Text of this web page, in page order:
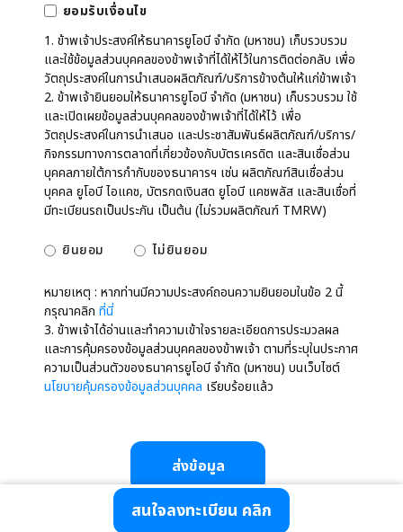
สนใจลงทะเบียน คลิก
ยอมรับเงื่อนไข
1. ข้าพเจ้าประสงค์ให้ธนาคารยูโอบี จำกัด (มหาชน) เก็บรวบรวม
และใช้ข้อมูลส่วนบุคคลของข้าพเจ้าที่ได้ให้ไว้ในการติดต่อกลับ เพื่อ
วัตถุประสงค์ในการนำเสนอผลิตภัณฑ์/บริการข้างต้นให้แก่ข้าพเจ้า
2. ข้าพเจ้ายินยอมให้ธนาคารยูโอบี จำกัด (มหาชน) เก็บรวบรวม ใช้
และเปิดเผยข้อมูลส่วนบุคคลของข้าพเจ้าที่ได้ให้ไว้ เพื่อ
วัตถุประสงค์ในการนำเสนอ และประชาสัมพันธ์ผลิตภัณฑ์/บริการ/
กิจกรรมทางการตลาดที่เกี่ยวข้องกับบัตรเครดิต และสินเชื่อส่วน
บุคคลภายใต้การกำกับของธนาคารฯ เช่น ผลิตภัณฑ์สินเชื่อส่วน
บุคคล ยูโอบี ไอแคช, บัตรกดเงินสด ยูโอบี แคชพลัส และสินเชื่อที่
มีทะเบียนรถเป็นประกัน เป็นต้น (ไม่รวมผลิตภัณฑ์ TMRW)
ยินยอม ไม่ยินยอม
หมายเหตุ : หากท่านมีความประสงค์ถอนความยินยอมในข้อ 2 นี้
กรุณาคลิกที่นี่
3. ข้าพเจ้าได้อ่านและทำความเข้าใจรายละเอียดการประมวลผล
และการคุ้มครองข้อมูลส่วนบุคคลของข้าพเจ้า ตามที่ระบุในประกาศ
ความเป็นส่วนตัวของธนาคารยูโอบี จำกัด (มหาชน) บนเว็บไซต์
นโยบายคุ้มครองข้อมูลส่วนบุคคล เรียบร้อยแล้ว
ส่งข้อมูล
สอบถามรายละเอียดเพิ่มเติมได้ที่ ศูนย์บริการลูกค้าธนาคารยูโอบี 0-2285-1555
สงวนลิขสิทธิ์ © 2567 ธนาคารยูโอบี จำกัด (มหาชน)